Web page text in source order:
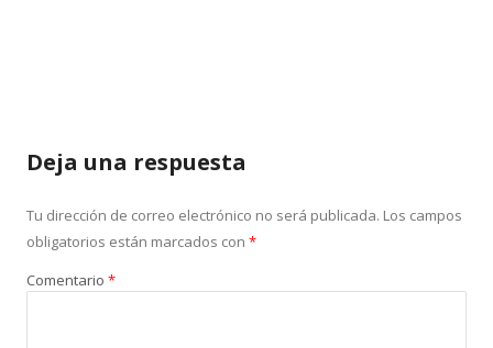
Deja una respuesta
Tu dirección de correo electrónico no será publicada. Los campos
obligatorios están marcados con *
Comentario *